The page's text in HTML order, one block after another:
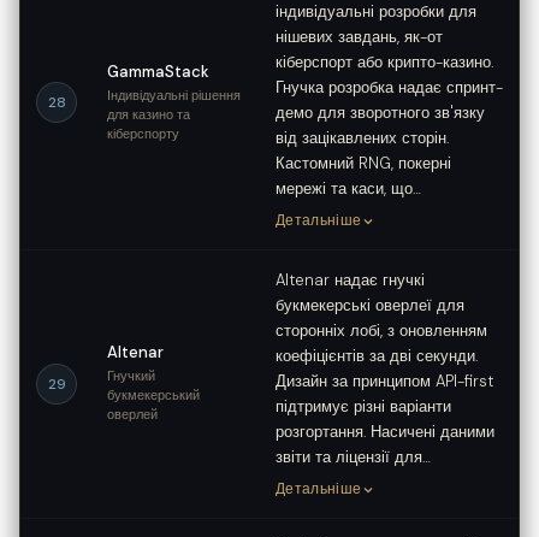
28
GammaStack
Індивідуальні рішення
для казино та
кіберспорту
індивідуальні розробки для
нішевих завдань, як-от
кіберспорт або крипто-казино.
Гнучка розробка надає спринт-
демо для зворотного зв'язку
від зацікавлених сторін.
Кастомний RNG, покерні
мережі та каси, що…
Детальніше
29
Altenar
Гнучкий
букмекерський
оверлей
Altenar надає гнучкі
букмекерські оверлеї для
сторонніх лобі, з оновленням
коефіцієнтів за дві секунди.
Дизайн за принципом API-first
підтримує різні варіанти
розгортання. Насичені даними
звіти та ліцензії для…
Детальніше